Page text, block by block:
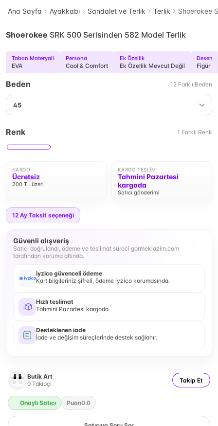
Ana Sayfa Ayakkabı Sandalet ve Terlik Terlik Shoerokee
Shoerokee SRK 500 Serisinden 582 Model Terlik
Taban Materyali
EVA
Persona
Cool & Comfort
Ek Özellik
Ek Özellik Mevcut Değil
Desen
Figür
Beden 12 Farklı Beden
45
Renk 1 Farklı Renk
KARGO
Ücretsiz
200 TL üzeri
KARGO TESLIM
Tahmini Pazartesi
kargoda
Satıcı gönderimi
12 Ay Taksit seçeneği
Güvenli alışveriş
Satıcı doğrulandı, ödeme ve teslimat süreci gormeklazim.com
tarafından koruma altında.
iyzico güvenceli ödeme
Kart bilgileriniz şifreli, ödeme iyzico korumasında.
Hızlı teslimat
Tahmini Pazartesi kargoda
Desteklenen iade
İade ve değişim süreçlerinde destek sağlanır.
Butik Art
0 Takipçi Takip Et
Onaylı Satıcı Puan0.0